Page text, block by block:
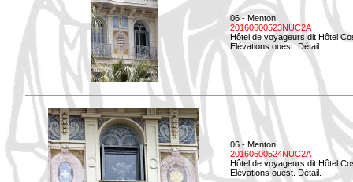
06 - Menton
20160600523NUC2A
Hôtel de voyageurs dit Hôtel
Elévations ouest. Détail.
06 - Menton
20160600524NUC2A
Hôtel de voyageurs dit Hôtel
Elévations ouest. Détail.